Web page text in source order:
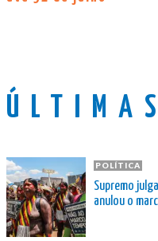
ÚLTIMAS
POLÍTICA
Supremo
anulou o